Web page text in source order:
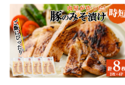
ぶしゃぶ 冷凍 小分け 定期便
t006-014